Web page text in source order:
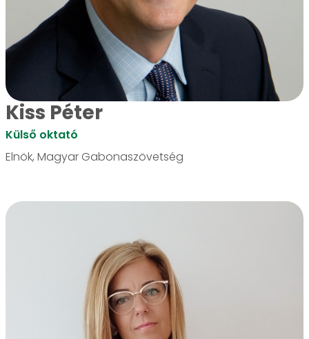
Kiss Péter
Külső oktató
Elnök, Magyar Gabonaszövetség